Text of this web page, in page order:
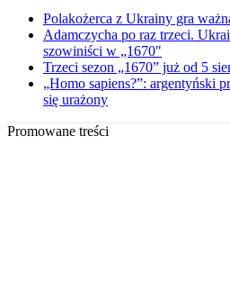
Polakożerca z Ukrainy gra
Adamczycha po raz trzeci.
szowiniści w „1670"
Trzeci sezon „1670” już od 5
„Homo sapiens?”: argentyński
się urażony
Promowane treści